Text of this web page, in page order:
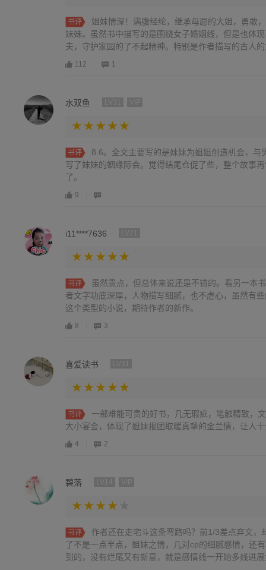
书评
姐妹情深！满腹经纶，继承母愿的大姐，勇敢
妹妹。虽然书中描写的是围绕女子婚姻线，但是也体
夫，守护家园的了不起精神。特别是作者描写的古人
112 1
水双鱼
书评
8.6。全文主要写的是妹妹为姐姐创造机会，与
写了妹妹的姻缘际会。觉得结尾仓促了些，整个故事
了。
9
i11****7636
书评
虽然贵点，但总体来说还是不错的。看另一本
者文字功底深厚，人物描写细腻，也不虐心，虽然有
这个类型的小说，期待作者的新作。
8 3
喜爱读书
书评
一部难能可贵的好书，几无瑕疵，笔触精致，
大小宴会，体现了姐妹报团取暖真挚的金兰情，让人
4 2
碧落
书评
作者还在走宅斗这条弯路吗？前1/3差点弃文，
了不是一点半点，姐妹之情，几对cp的细腻感情，还
到的，没有烂尾又有新意，就是感情线一开始多线进